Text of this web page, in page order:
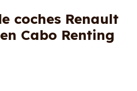
coches Renault
Cabo Renting